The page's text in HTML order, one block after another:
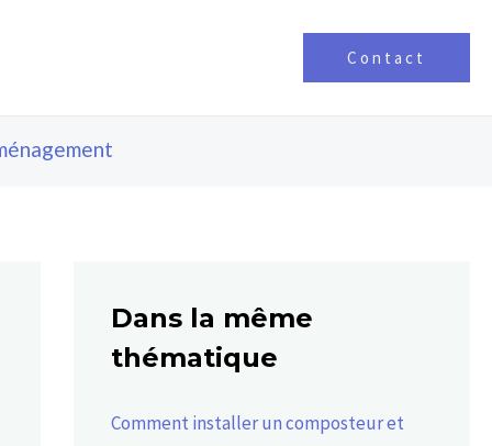
Contact
Dans la même
thématique
Comment installer un composteur et